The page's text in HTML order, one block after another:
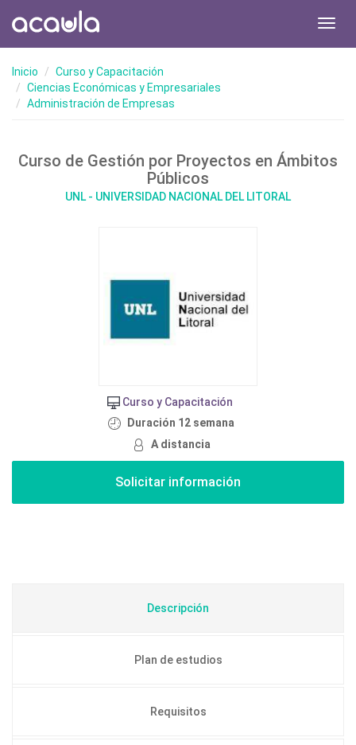
Inicio
Curso y Capacitación
Ciencias Económicas y Empresariales
Administración de Empresas
Curso de Gestión por Proyectos en Ámbitos
Públicos
UNL - UNIVERSIDAD NACIONAL DEL LITORAL
Curso y Capacitación
Duración 12 semana
A distancia
Descripción
Plan de estudios
Requisitos